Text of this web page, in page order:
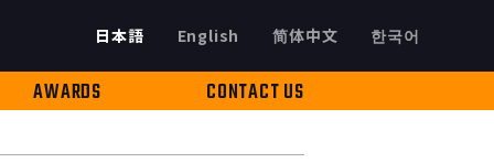
日本語 한국어
English 简体中文
AWARDS CONTACT US